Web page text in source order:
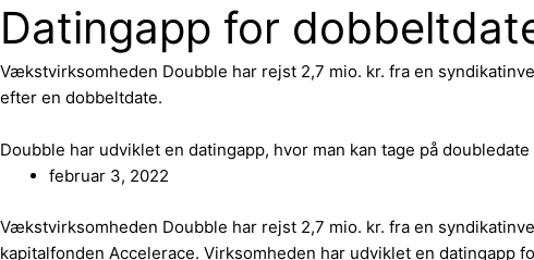
Datingapp for
Vækstvirksomheden Doubble har rejst 2,7 mio. kr. fra en
efter en dobbeltdate.
Doubble har udviklet en datingapp, hvor man kan tage på
februar 3, 2022
Vækstvirksomheden Doubble har rejst 2,7 mio. kr. fra en
kapitalfonden Accelerace. Virksomheden har udviklet en datingapp